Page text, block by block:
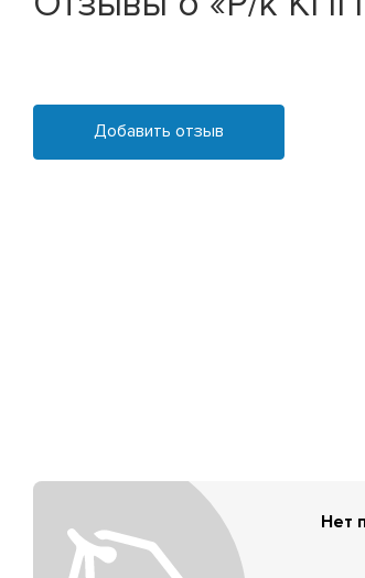
Добавить отзыв
Нет